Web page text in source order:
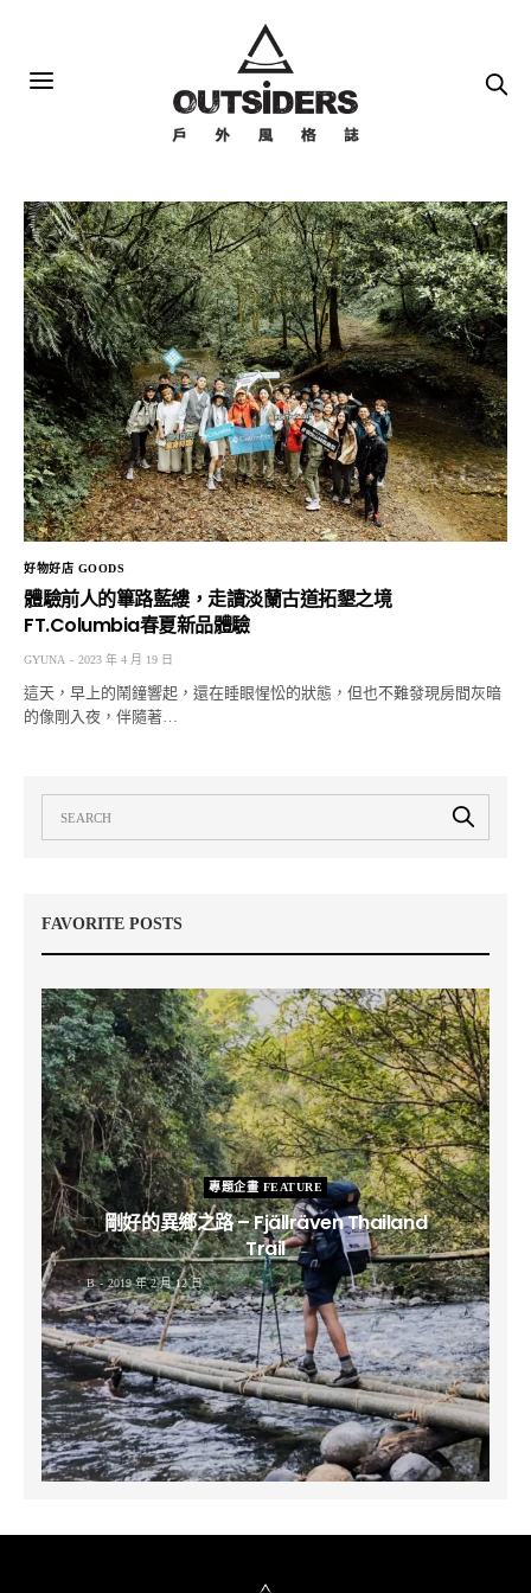
好物好店 GOODS
體驗前人的篳路藍縷，走讀淡蘭古道拓墾之境
FT.Columbia春夏新品體驗
GYUNA 2023 年 4 月 19 日
這天，早上的鬧鐘響起，還在睡眼惺忪的狀態，但也不難發現房間灰暗
的像剛入夜，伴隨著…
FAVORITE POSTS
專題企畫 FEATURE
剛好的異鄉之路 – Fjällräven Thailand
Trail
B 2019 年 2 月 12 日